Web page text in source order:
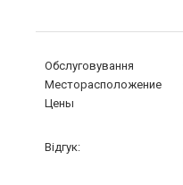
Обслуговування
Месторасположение
Цены
Відгук: